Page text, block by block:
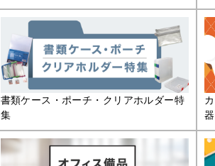
書類ケース・ポーチ・クリアホルダー特
集